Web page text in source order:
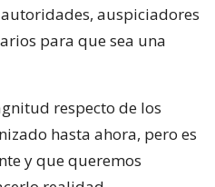
auspiciadores
para que sea una
respecto de los
hasta ahora, pero es
y que queremos